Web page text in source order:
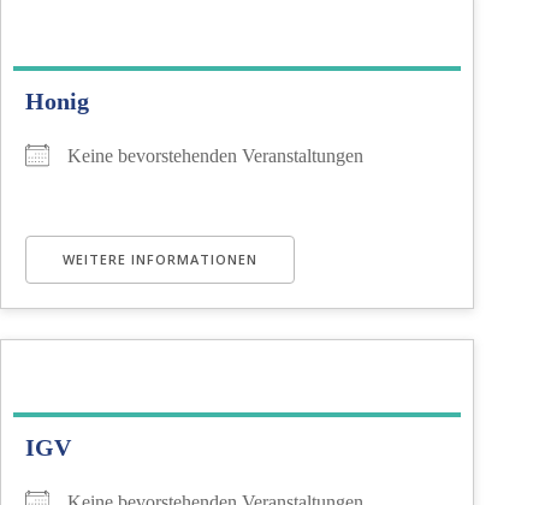
Honig
Keine bevorstehenden Veranstaltungen
WEITERE INFORMATIONEN
IGV